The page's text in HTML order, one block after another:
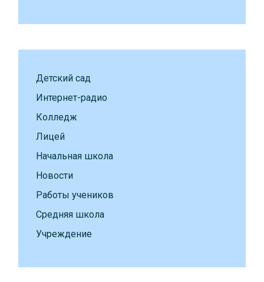
Детский сад
Интернет-радио
Колледж
Лицей
Начальная школа
Новости
Работы учеников
Средняя школа
Учреждение